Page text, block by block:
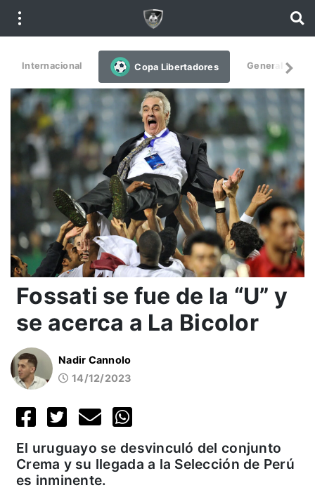
Internacional Copa Libertadores General
Fossati se fue de la “U” y
se acerca a La Bicolor
Nadir Cannolo
14/12/2023
El uruguayo se desvinculó del conjunto
Crema y su llegada a la Selección de Perú
es inminente.